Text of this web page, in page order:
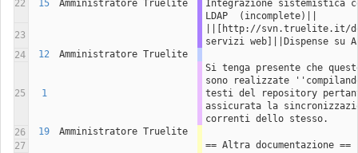
22 15 Amministratore Truelite
Integrazione sistemistica
LDAP  (incomplete)||
23
||[http://svn.truelite.it/
servizi web]||Dispense su
24
12 Amministratore Truelite
25 1
Si tenga presente che
sono realizzate
testi del repository
assicurata la
correnti dello stesso.
26
19
Amministratore Truelite
27
== Altra documentazione ==